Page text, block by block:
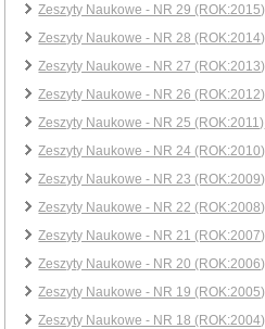
Zeszyty Naukowe - NR 29 (ROK:2015)
Zeszyty Naukowe - NR 28 (ROK:2014)
Zeszyty Naukowe - NR 27 (ROK:2013)
Zeszyty Naukowe - NR 26 (ROK:2012)
Zeszyty Naukowe - NR 25 (ROK:2011)
Zeszyty Naukowe - NR 24 (ROK:2010)
Zeszyty Naukowe - NR 23 (ROK:2009)
Zeszyty Naukowe - NR 22 (ROK:2008)
Zeszyty Naukowe - NR 21 (ROK:2007)
Zeszyty Naukowe - NR 20 (ROK:2006)
Zeszyty Naukowe - NR 19 (ROK:2005)
Zeszyty Naukowe - NR 18 (ROK:2004)